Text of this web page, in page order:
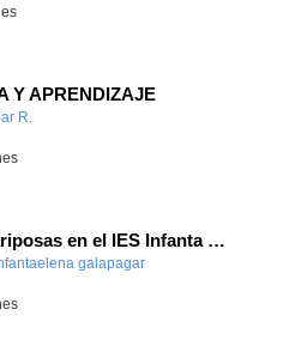
Y APRENDIZAJE
R.
Oasis de mariposas en el IES Infanta Elena
galapagar-